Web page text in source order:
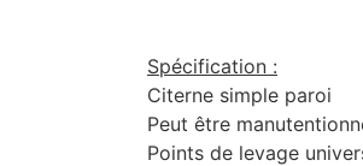
Spécification :
Citerne simple paroi
Peut être
Points de levage